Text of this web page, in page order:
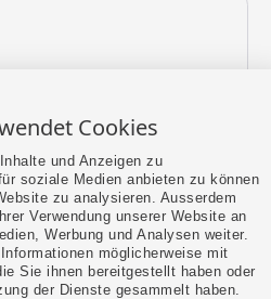
Cookies
und Anzeigen zu
soziale Medien anbieten zu können
zu analysieren. Ausserdem
Verwendung unserer Website an
Werbung und Analysen weiter.
möglicherweise mit
Sie ihnen bereitgestellt haben oder
der Dienste gesammelt haben.